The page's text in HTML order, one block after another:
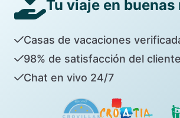
Tu viaje en buenas
Casas de vacaciones
98% de satisfacción del cliente
Chat en vivo 24/7